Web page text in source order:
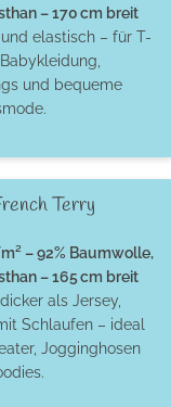
– 170 cm breit
elastisch – für T-
und bequeme
Terry
– 92% Baumwolle,
– 165 cm breit
als Jersey,
Schlaufen – ideal
Jogginghosen